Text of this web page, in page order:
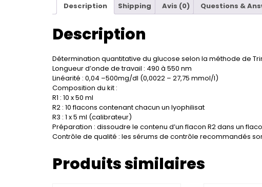
Description Shipping Avis (0) Questions &
Description
Détermination quantitative du glucose selon la méthode de
Longueur d’onde de travail : 490 à 550 nm
Linéarité : 0,04 –500mg/dl (0,0022 – 27,75 mmol/l)
Composition du kit :
R1 : 10 x 50 ml
R2 : 10 flacons contenant chacun un lyophilisat
R3 : 1 x 5 ml (calibrateur)
Préparation : dissoudre le contenu d’un flacon R2 dans un
Contrôle de qualité : les sérums de contrôle recommandés
Produits similaires